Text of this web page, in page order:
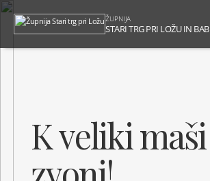
ŽUPNIJA
STARI TRG PRI LOŽU IN
K veliki maši